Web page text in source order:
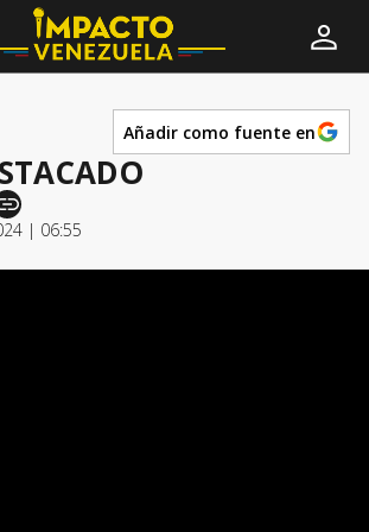
Añadir como fuente en
| 06:55